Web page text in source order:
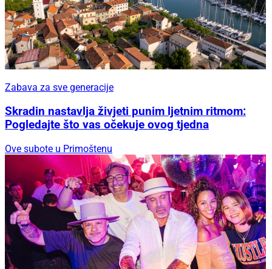
Zabava za sve generacije
Skradin nastavlja živjeti punim ljetnim ritmom:
Pogledajte što vas očekuje ovog tjedna
Ove subote u Primoštenu